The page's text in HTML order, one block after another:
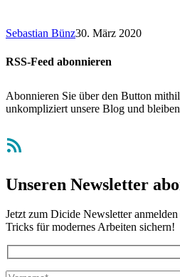
Sebastian Bünz30. März 2020
RSS-Feed abonnieren
Abonnieren Sie über den Button
unkompliziert unsere Blog und
RSS-Feed
Unseren Newsletter
Jetzt zum Dicide Newsletter
Tricks für modernes Arbeiten sichern!